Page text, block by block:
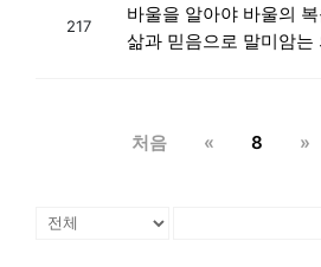
217
바울을 알아야 바울의
삶과 믿음으로 말미암는
처음 « 8 »